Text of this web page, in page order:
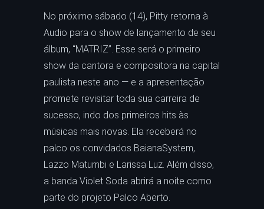
No próximo sábado (14), Pitty retorna à
Audio para o show de lançamento de seu
álbum, “MATRIZ”. Esse será o primeiro
show da cantora e compositora na capital
paulista neste ano — e a apresentação
promete revisitar toda sua carreira de
sucesso, indo dos primeiros hits às
músicas mais novas. Ela receberá no
palco os convidados BaianaSystem,
Lazzo Matumbi e Larissa Luz. Além disso,
a banda Violet Soda abrirá a noite como
parte do projeto Palco Aberto.